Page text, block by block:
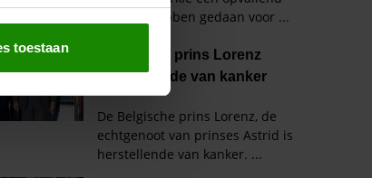
bieden en om ons
voor social
die u aan ze heeft
onze cookies als u
toestaan